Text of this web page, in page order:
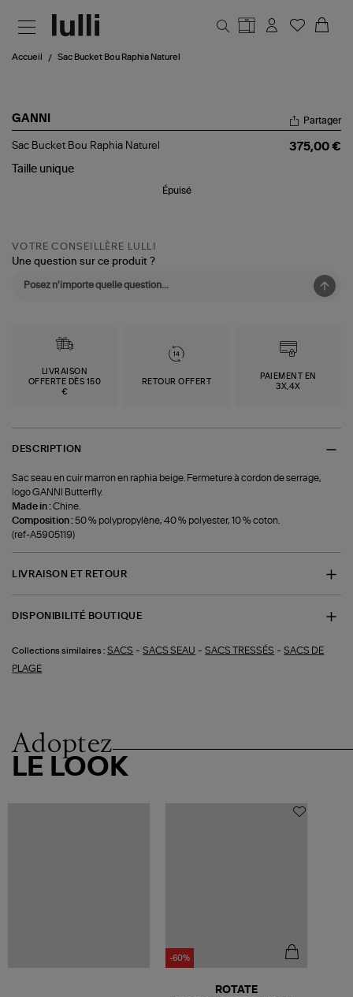
Accueil Sac Bucket Bou Raphia Naturel
GANNI
Sac
Bou
Partager
Sac Bucket Bou Raphia Naturel
375,00 €
Taille unique
Épuisé
VOTRE CONSEILLÈRE LULLI
Une question sur ce produit ?
LIVRAISON
OFFERTE DÈS 150
€
RETOUR OFFERT
PAIEMENT EN
3X,4X
DESCRIPTION
Sac seau en cuir marron en raphia beige. Fermeture à cordon de serrage,
logo GANNI Butterfly.
Made in :Chine.
Composition :50 % polypropylène, 40 % polyester, 10 % coton.
(ref-A5905119)
LIVRAISON ET RETOUR
DISPONIBILITÉ BOUTIQUE
Collections similaires : SACS -SACS SEAU -SACS TRESSÉS -SACS DE
PLAGE
Adoptez
LE LOOK
-60%
ROTATE